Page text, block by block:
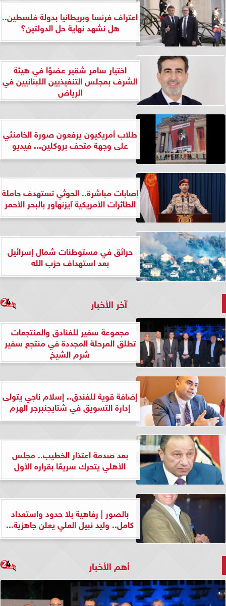
اعتراف فرنسا وبريطانيا بدولة فلسطين..
هل نشهد نهاية حل الدولتين؟
اختيار سامر شقير عضوًا في هيئة
الشرف بمجلس التنفيذيين اللبنانيين في
الرياض
طلاب أمريكيون يرفعون صورة الخامنئي
على وجهة متحف بروكلين... فيديو
إصابات مباشرة.. الحوثي تستهدف حاملة
الطائرات الأمريكية آيزنهاور بالبحر الأحمر
حرائق في مستوطنات شمال إسرائيل
بعد استهداف حزب الله
آخر الأخبار
مجموعة سفير للفنادق والمنتجعات
تطلق المرحلة المجددة في منتجع سفير
شرم الشيخ
إضافة قوية للفندق.. إسلام ناجي يتولى
إدارة التسويق في شتايجنبرجر الهرم
بعد صدمة اعتذار الخطيب.. مجلس
الأهلي يتحرك سريعًا بقراره الأول
بالصور | رفاهية بلا حدود واستعداد
كامل.. وليد نبيل العلي يعلن جاهزية...
أهم الأخبار